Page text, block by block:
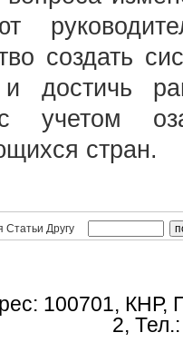
создать
и достичь
учетом
стран.
Статьи Другу
100701, КНР,
2,